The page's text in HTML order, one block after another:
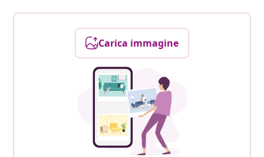
Carica immagine